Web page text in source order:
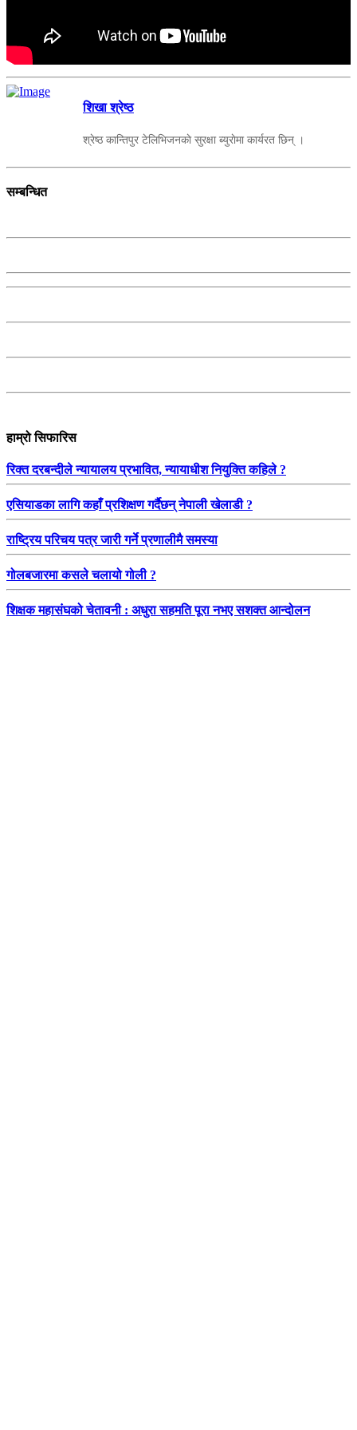
शिखा श्रेष्ठ
श्रेष्ठ कान्तिपुर टेलिभिजनकाे सुरक्षा ब्युराेमा कार्यरत छिन् ।
सम्बन्धित
हाम्रो सिफारिस
रिक्त दरबन्दीले न्यायालय प्रभावित, न्यायाधीश नियुक्ति कहिले ?
एसियाडका लागि कहाँ प्रशिक्षण गर्दैछन् नेपाली खेलाडी ?
राष्ट्रिय परिचय पत्र जारी गर्ने प्रणालीमै समस्या
गोलबजारमा कसले चलायो गोली ?
शिक्षक महासंघको चेतावनी : अधुरा सहमति पूरा नभए सशक्त आन्दोलन